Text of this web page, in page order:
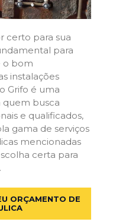
certo para sua
para
o bom
instalações
Grifo é uma
quem busca
e qualificados,
gama de serviços
mencionadas
certa para
ORÇAMENTO DE